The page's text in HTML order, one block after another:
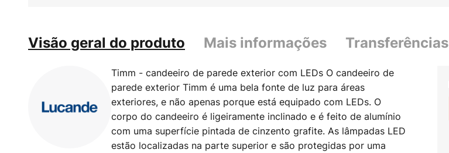
Visão geral do produto Mais informações Transferências
Timm - candeeiro de parede exterior com LEDs O candeeiro de
parede exterior Timm é uma bela fonte de luz para áreas
exteriores, e não apenas porque está equipado com LEDs. O
corpo do candeeiro é ligeiramente inclinado e é feito de alumínio
com uma superfície pintada de cinzento grafite. As lâmpadas LED
estão localizadas na parte superior e são protegidas por uma